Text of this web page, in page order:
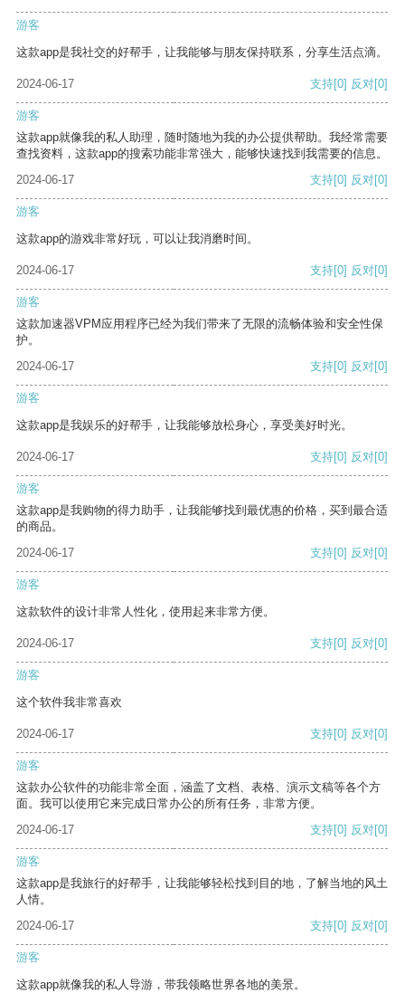
游客
这款app是我社交的好帮手，让我能够与朋友保持联系，分享生活点滴。
2024-06-17 支持[0] 反对[0]
游客
这款app就像我的私人助理，随时随地为我的办公提供帮助。我经常需要
查找资料，这款app的搜索功能非常强大，能够快速找到我需要的信息。
2024-06-17
支持[0] 反对[0]
游客
这款app的游戏非常好玩，可以让我消磨时间。
2024-06-17 支持[0] 反对[0]
游客
这款加速器VPM应用程序已经为我们带来了无限的流畅体验和安全性保
护。
2024-06-17
支持[0] 反对[0]
游客
这款app是我娱乐的好帮手，让我能够放松身心，享受美好时光。
2024-06-17 支持[0] 反对[0]
游客
这款app是我购物的得力助手，让我能够找到最优惠的价格，买到最合适
的商品。
2024-06-17
支持[0] 反对[0]
游客
这款软件的设计非常人性化，使用起来非常方便。
2024-06-17 支持[0] 反对[0]
游客
这个软件我非常喜欢
2024-06-17 支持[0] 反对[0]
游客
这款办公软件的功能非常全面，涵盖了文档、表格、演示文稿等各个方
面。我可以使用它来完成日常办公的所有任务，非常方便。
2024-06-17
支持[0] 反对[0]
游客
这款app是我旅行的好帮手，让我能够轻松找到目的地，了解当地的风土
人情。
2024-06-17
支持[0] 反对[0]
游客
这款app就像我的私人导游，带我领略世界各地的美景。